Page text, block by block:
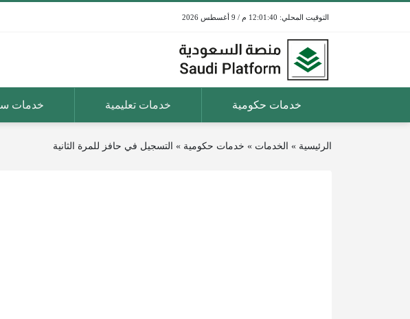
12:01:40 م / 9 أغسطس 2026
خدمات حكومية خدمات تعليمية خدمات
الرئيسية » الخدمات » خدمات حكومية » التسجيل في حافز للمرة الثانية